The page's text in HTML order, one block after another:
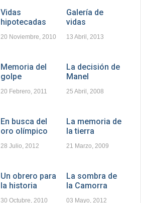
Vidas
hipotecadas
20 Noviembre, 2010
Galería de
vidas
13 Abril, 2013
Memoria del
golpe
20 Febrero, 2011
La decisión de
Manel
25 Abril, 2008
En busca del
oro olímpico
28 Julio, 2012
La memoria de
la tierra
21 Marzo, 2009
Un obrero para
la historia
30 Octubre, 2010
La sombra de
la Camorra
03 Mayo, 2012